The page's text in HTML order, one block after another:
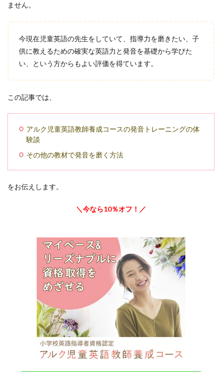
ません。
今現在児童英語の先生をしていて、指導力を磨きたい、子
供に教えるための確実な英語力と発音を基礎から学びた
い、という方からもよい評価を得ています。
この記事では、
アルク児童英語教師養成コースの発音トレーニングの体
験談
その他の教材で発音を磨く方法
をお伝えします。
＼今なら10％オフ！／